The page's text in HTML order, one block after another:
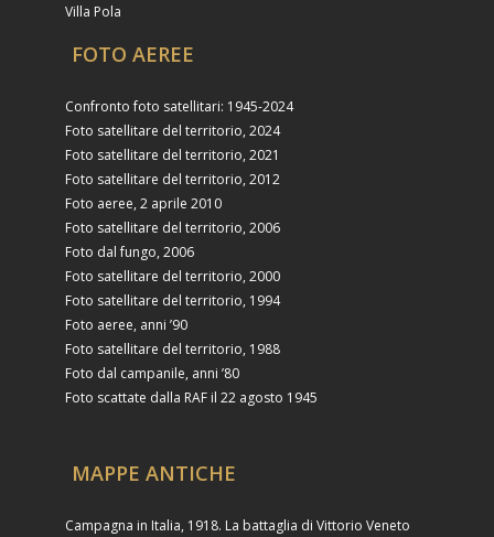
Villa Pola
FOTO AEREE
Confronto foto satellitari: 1945-2024
Foto satellitare del territorio, 2024
Foto satellitare del territorio, 2021
Foto satellitare del territorio, 2012
Foto aeree, 2 aprile 2010
Foto satellitare del territorio, 2006
Foto dal fungo, 2006
Foto satellitare del territorio, 2000
Foto satellitare del territorio, 1994
Foto aeree, anni ’90
Foto satellitare del territorio, 1988
Foto dal campanile, anni ’80
Foto scattate dalla RAF il 22 agosto 1945
MAPPE ANTICHE
Campagna in Italia, 1918. La battaglia di Vittorio Veneto